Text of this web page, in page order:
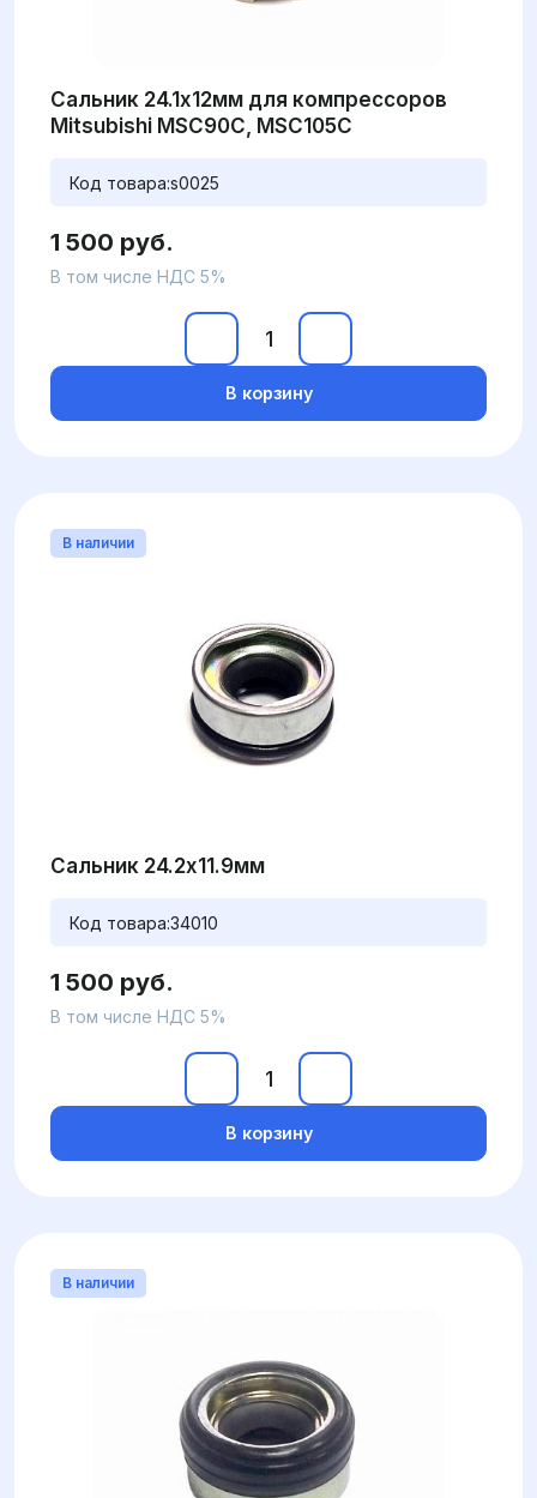
Сальник 24.1x12мм для компрессоров
Mitsubishi MSC90C, MSC105C
Код товара:s0025
1 500 руб.
В том числе НДС 5%
В корзину
В наличии
Сальник 24.2x11.9мм
Код товара:34010
1 500 руб.
В том числе НДС 5%
В корзину
В наличии